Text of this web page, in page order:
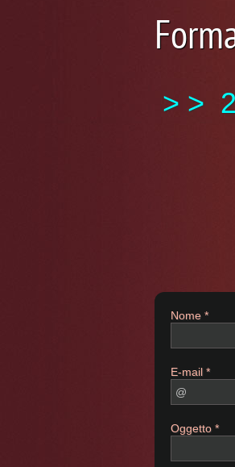
> >
Nome *
E-mail *
Oggetto *